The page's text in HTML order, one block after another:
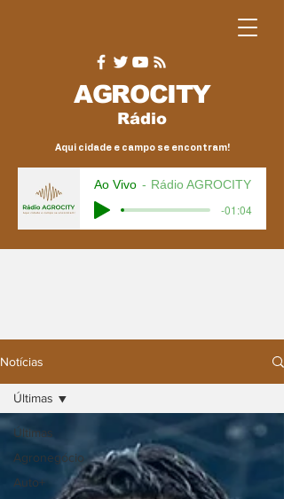
AGROCITY
Rádio
Aqui cidade e campo se encontram!
Ao Vivo Rádio AGROCITY
-01:04
Notícias
Últimas
Agronegócio
Auto+
Últimas